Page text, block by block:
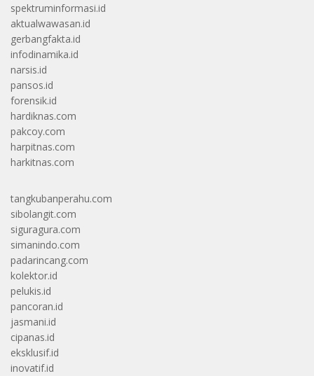
spektruminformasi.id
aktualwawasan.id
gerbangfakta.id
infodinamika.id
narsis.id
pansos.id
forensik.id
hardiknas.com
pakcoy.com
harpitnas.com
harkitnas.com
tangkubanperahu.com
sibolangit.com
siguragura.com
simanindo.com
padarincang.com
kolektor.id
pelukis.id
pancoran.id
jasmani.id
cipanas.id
eksklusif.id
inovatif.id